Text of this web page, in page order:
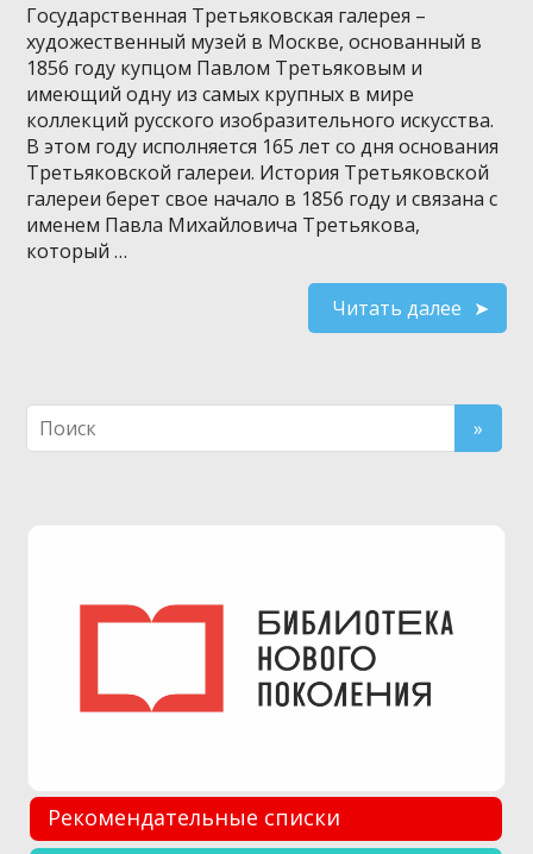
Государственная Третьяковская галерея –
художественный музей в Москве, основанный в
1856 году купцом Павлом Третьяковым и
имеющий одну из самых крупных в мире
коллекций русского изобразительного искусства.
В этом году исполняется 165 лет со дня основания
Третьяковской галереи. История Третьяковской
галереи берет свое начало в 1856 году и связана с
именем Павла Михайловича Третьякова,
который …
Читать далее
Рекомендательные списки